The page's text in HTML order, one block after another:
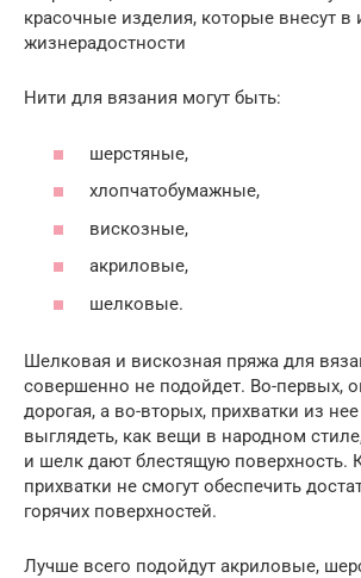
красочные изделия, которые внесут в
жизнерадостности
Нити для вязания могут быть:
шерстяные,
хлопчатобумажные,
вискозные,
акриловые,
шелковые.
Шелковая и вискозная пряжа для
совершенно не подойдет. Во-первых,
дорогая, а во-вторых, прихватки из нее
выглядеть, как вещи в народном
и шелк дают блестящую поверхность.
прихватки не смогут обеспечить
горячих поверхностей.
Лучше всего подойдут акриловые,